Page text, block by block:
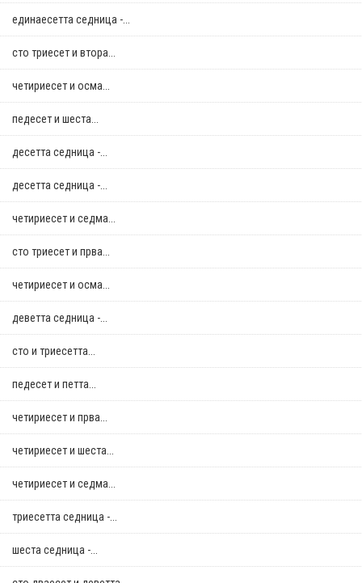
единаесетта седница -...
сто триесет и втора...
четириесет и осма...
педесет и шеста...
десетта седница -...
десетта седница -...
четириесет и седма...
сто триесет и прва...
четириесет и осма...
деветта седница -...
сто и триесетта...
педесет и петта...
четириесет и прва...
четириесет и шеста...
четириесет и седма...
триесетта седница -...
шеста седница -...